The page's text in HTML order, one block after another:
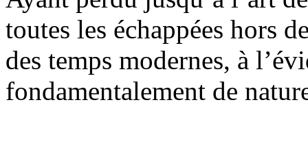
toutes les échappées hors
des temps modernes, à
fondamentalement de